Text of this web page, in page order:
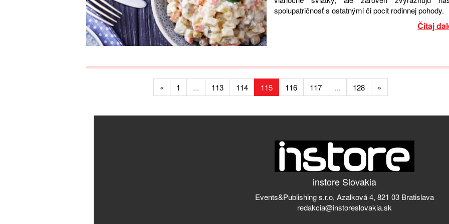
spolupatričnosť s ostatnými či pocit rodinnej pohody.
Čítaj
« 1 ... 113 114 115 116 117 ... 128 »
instore Slovakia
Events&Publishing s.r.o, Azalková 4, 821 03 Bratislava
redakcia@instoreslovakia.sk